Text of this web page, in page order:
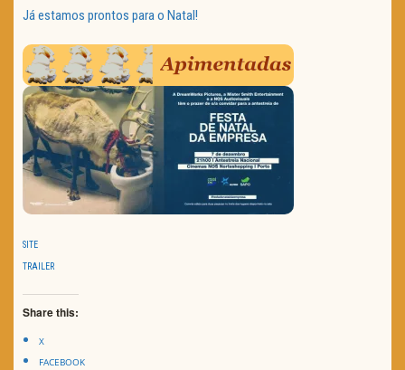
Já estamos prontos para o Natal!
SITE
TRAILER
Share this:
X
FACEBOOK